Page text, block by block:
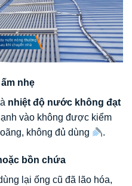
nhẹ
nhiệt độ nước không đạt
vào không được kiểm
không đủ dùng
.
bồn chứa
lại ống cũ đã lão hóa,